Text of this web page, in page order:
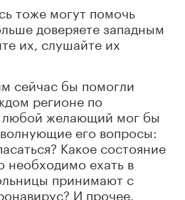
тоже могут помочь
доверяете западным
их, слушайте их
сейчас бы помогли
регионе по
любой желающий мог бы
его вопросы:
Какое состояние
необходимо ехать в
принимают с
И прочее.